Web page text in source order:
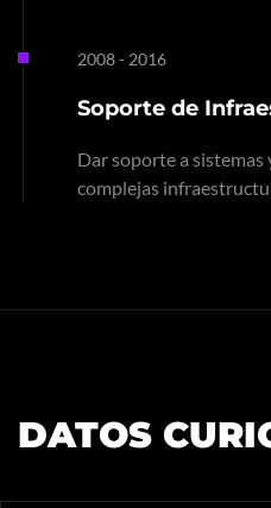
2008 - 2016
Soporte de
Dar soporte a
complejas
DATOS